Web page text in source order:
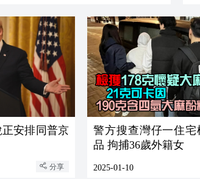
安排同普京
分享
警方搜查灣仔一住宅
品 拘捕36歲外籍女
2025-01-10